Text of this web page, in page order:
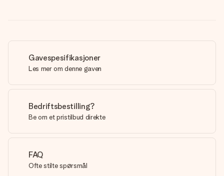
Gavespesifikasjoner
Les mer om denne gaven
Bedriftsbestilling?
Be om et pristilbud direkte
FAQ
Ofte stilte spørsmål